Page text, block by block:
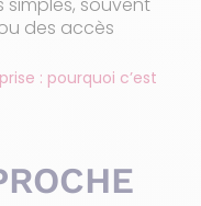
des accès
: pourquoi c’est